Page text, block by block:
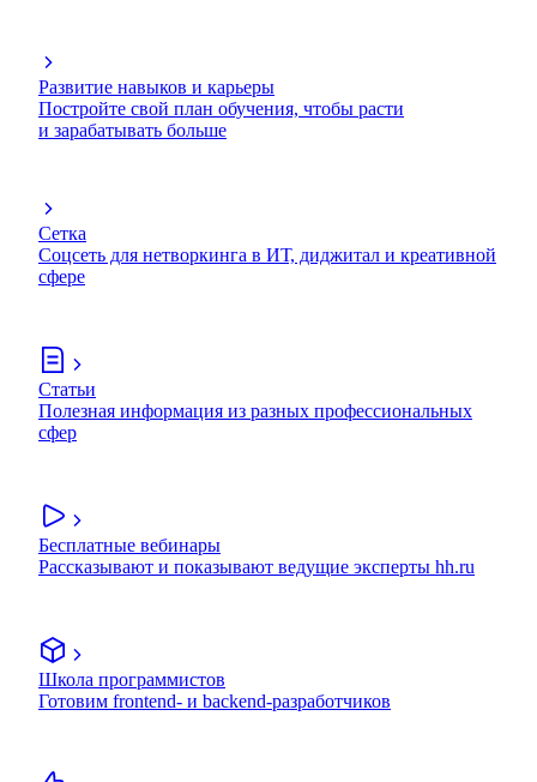
Развитие навыков и карьеры
Постройте свой план обучения, чтобы расти
и зарабатывать больше
Сетка
Соцсеть для нетворкинга в ИТ, диджитал и креативной
сфере
Статьи
Полезная информация из разных профессиональных
сфер
Бесплатные вебинары
Рассказывают и показывают ведущие эксперты hh.ru
Школа программистов
Готовим frontend- и backend-разработчиков